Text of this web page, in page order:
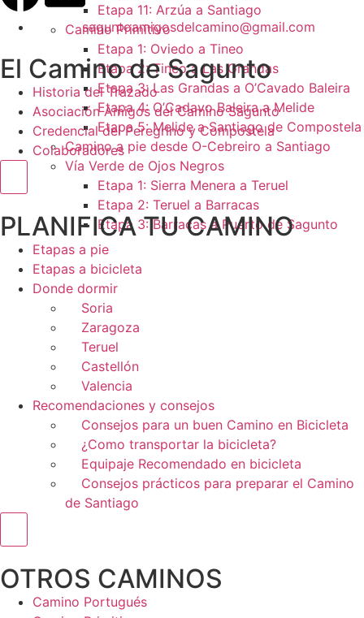
Etapa 11: Arzúa a Santiago
Camino Primitivo
Etapa 1: Oviedo a Tineo
Etapa 2: Tineo a Las Grandas
Etapa 3: Las Grandas a O’Cavado Baleira
Etapa 4: O’Cadavo Baleira a Melide
Etapa 5: Melide a Santiago de Compostela
Camino a pie desde O-Cebreiro a Santiago
Vía Verde de Ojos Negros
Etapa 1: Sierra Menera a Teruel
Etapa 2: Teruel a Barracas
Etapa 3: Barracas a Puerto de Sagunto
saguntoamigosdelcamino@gmail.com
El Camino de Sagunto
Historia del Trazado
Asociación Amigos del Camino Sagunto
Credencial del Peregrino y Compostela
Colaboradores
Menú conmutador hamburguesa
PLANIFICA TU CAMINO
Etapas a pie
Etapas a bicicleta
Donde dormir
Soria
Zaragoza
Teruel
Castellón
Valencia
Recomendaciones y consejos
Consejos para un buen Camino en Bicicleta
¿Como transportar la bicicleta?
Equipaje Recomendado en bicicleta
Consejos prácticos para preparar el Camino
de Santiago
OTROS CAMINOS
Camino Portugués